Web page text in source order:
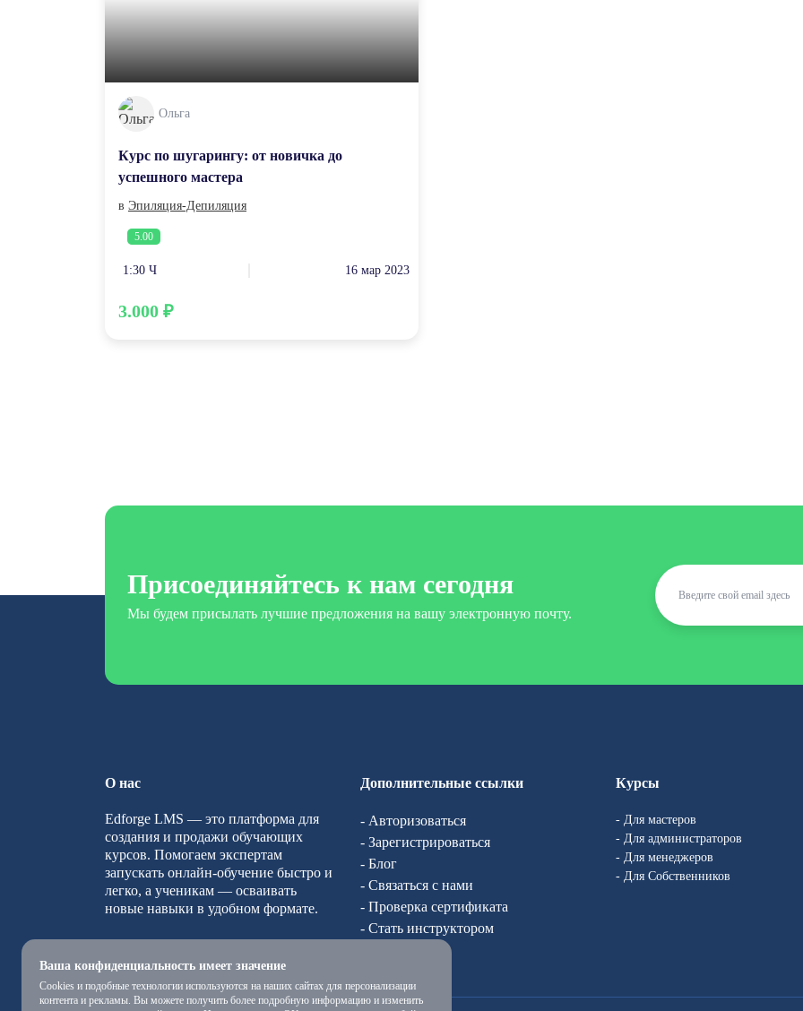
Ольга
Курс по шугарингу: от новичка до
успешного мастера
в Эпиляция-Депиляция
5.00
1:30 Ч 16 мар 2023
3.000 ₽
Присоединяйтесь к нам сегодня
Мы будем присылать лучшие предложения на вашу электронную почту.
О нас
Edforge LMS — это платформа для
создания и продажи обучающих
курсов. Помогаем экспертам
запускать онлайн-обучение быстро и
легко, а ученикам — осваивать
новые навыки в удобном формате.
Дополнительные ссылки
- Авторизоваться
- Зарегистрироваться
- Блог
- Связаться с нами
- Проверка сертификата
- Стать инструктором
Курсы
- Для мастеров
- Для администраторов
- Для менеджеров
- Для Собственников
Ваша конфиденциальность имеет значение
Cookies и подобные технологии используются на наших сайтах для персонализации
контента и рекламы. Вы можете получить более подробную информацию и изменить